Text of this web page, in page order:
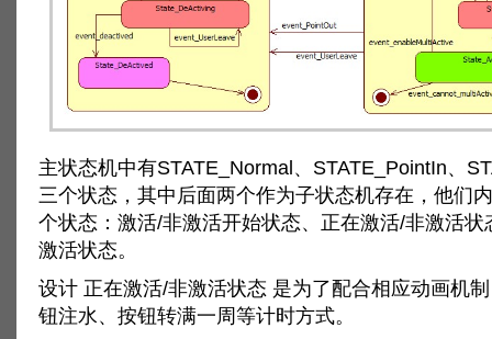
主状态机中有STATE_Normal、STATE_PointIn、
三个状态，其中后面两个作为子状态机存在，他们
个状态：激活/非激活开始状态、正在激活/非激活状
激活状态。
设计 正在激活/非激活状态 是为了配合相应动画机
钮注水、按钮转满一周等计时方式。